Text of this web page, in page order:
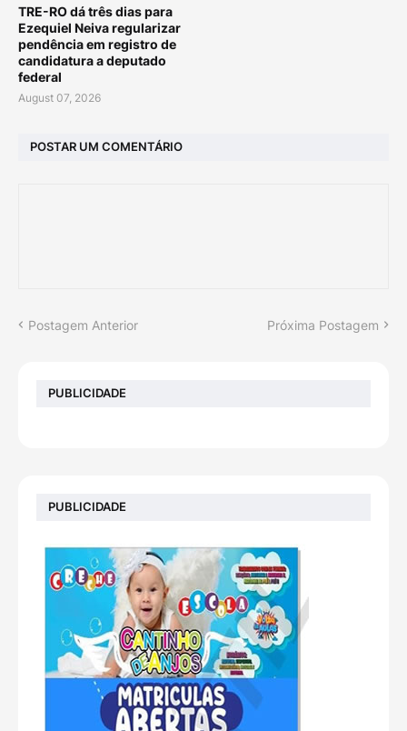
TRE-RO dá três dias para
Ezequiel Neiva regularizar
pendência em registro de
candidatura a deputado
federal
August 07, 2026
POSTAR UM COMENTÁRIO
Postagem Anterior Próxima Postagem
PUBLICIDADE
PUBLICIDADE